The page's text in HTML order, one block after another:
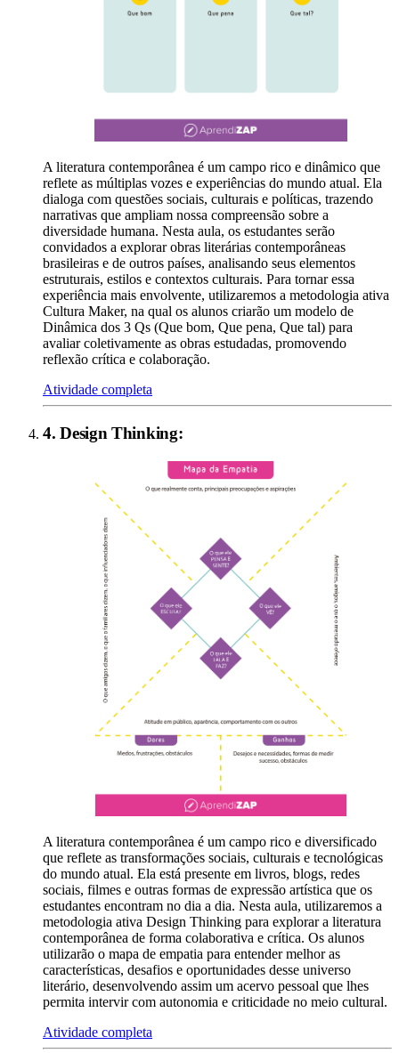
A literatura contemporânea é um campo rico e dinâmico que
reflete as múltiplas vozes e experiências do mundo atual. Ela
dialoga com questões sociais, culturais e políticas, trazendo
narrativas que ampliam nossa compreensão sobre a
diversidade humana. Nesta aula, os estudantes serão
convidados a explorar obras literárias contemporâneas
brasileiras e de outros países, analisando seus elementos
estruturais, estilos e contextos culturais. Para tornar essa
experiência mais envolvente, utilizaremos a metodologia ativa
Cultura Maker, na qual os alunos criarão um modelo de
Dinâmica dos 3 Qs (Que bom, Que pena, Que tal) para
avaliar coletivamente as obras estudadas, promovendo
reflexão crítica e colaboração.
Atividade completa
4.Design Thinking:
A literatura contemporânea é um campo rico e diversificado
que reflete as transformações sociais, culturais e tecnológicas
do mundo atual. Ela está presente em livros, blogs, redes
sociais, filmes e outras formas de expressão artística que os
estudantes encontram no dia a dia. Nesta aula, utilizaremos a
metodologia ativa Design Thinking para explorar a literatura
contemporânea de forma colaborativa e crítica. Os alunos
utilizarão o mapa de empatia para entender melhor as
características, desafios e oportunidades desse universo
literário, desenvolvendo assim um acervo pessoal que lhes
permita intervir com autonomia e criticidade no meio cultural.
Atividade completa